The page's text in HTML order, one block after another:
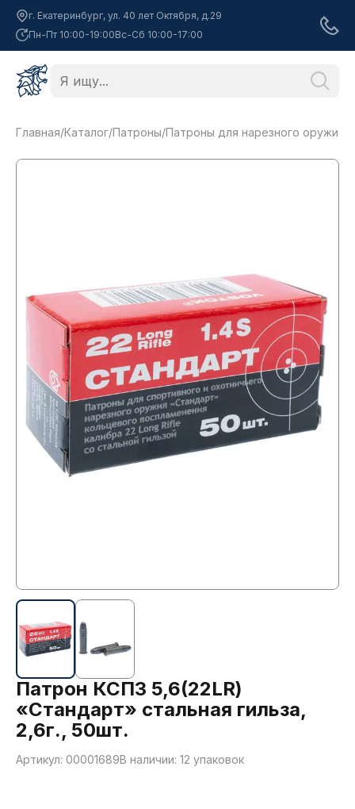
г. Екатеринбург, ул. 40 лет Октября, д.29
Пн-Пт 10:00-19:00Вс-Сб 10:00-17:00
Главная/Каталог/Патроны/Патроны для нарезного оружия
Патрон КСПЗ 5,6(22LR)
«Стандарт» стальная гильза,
2,6г., 50шт.
Артикул: 00001689В наличии: 12 упаковок